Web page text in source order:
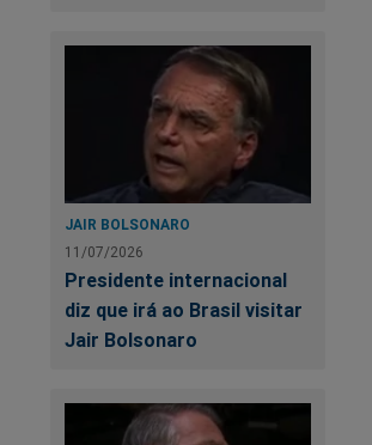
JAIR BOLSONARO
11/07/2026
Presidente internacional
diz que irá ao Brasil visitar
Jair Bolsonaro